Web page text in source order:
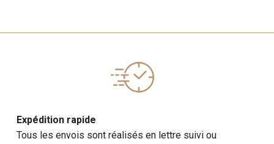
Expédition rapide
Tous les envois sont réalisés en lettre suivi ou